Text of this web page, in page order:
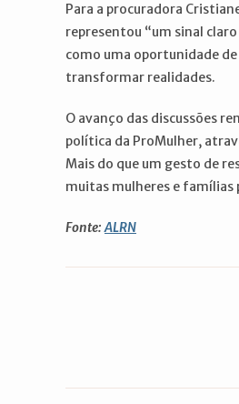
Para a procuradora
representou “um sinal
como uma oportunidade
transformar realidades.
O avanço das discussões
política da ProMulher,
Mais do que um gesto de
muitas mulheres e famílias
Fonte:ALRN